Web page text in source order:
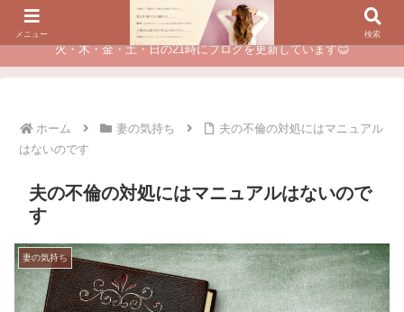
夫に不倫されたつらい経験が、あなたのチャンスに変わるカウンセリング
火・木・金・土・日の21時にブログを更新しています😊
ホーム 妻の気持ち
夫の不倫の対処にはマニュアル
はないのです
夫の不倫の対処にはマニュアルはないので
す
妻の気持ち
メニュー 検索